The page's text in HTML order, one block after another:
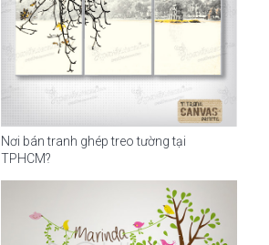
Nơi bán tranh ghép treo tường tại
TPHCM?